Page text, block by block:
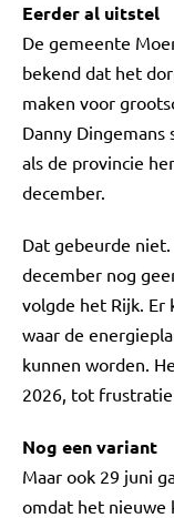
Eerder al uitstel
De gemeente
bekend dat het
maken voor
Danny
als de provincie
december.
Dat gebeurde
december nog
volgde het Rijk. Er
waar de
kunnen worden.
2026, tot
Nog een variant
Maar ook 29 juni
omdat het nieuwe